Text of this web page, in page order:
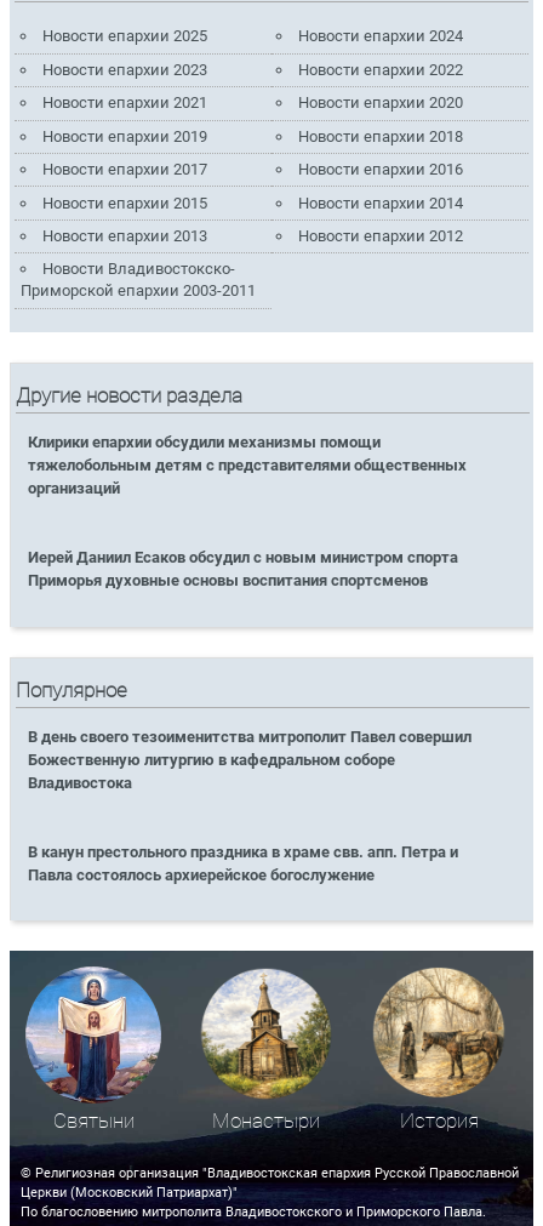
Новости епархии 2025
Новости епархии 2024
Новости епархии 2023
Новости епархии 2022
Новости епархии 2021
Новости епархии 2020
Новости епархии 2019
Новости епархии 2018
Новости епархии 2017
Новости епархии 2016
Новости епархии 2015
Новости епархии 2014
Новости епархии 2013
Новости епархии 2012
Новости Владивостокско-
Приморской епархии 2003-2011
Другие новости раздела
Клирики епархии обсудили механизмы помощи
тяжелобольным детям с представителями общественных
организаций
Иерей Даниил Есаков обсудил с новым министром спорта
Приморья духовные основы воспитания спортсменов
Популярное
В день своего тезоименитства митрополит Павел совершил
Божественную литургию в кафедральном соборе
Владивостока
В канун престольного праздника в храме свв. апп. Петра и
Павла состоялось архиерейское богослужение
Святыни Монастыри История
© Религиозная организация "Владивостокская епархия Русской Православной
Церкви (Московский Патриархат)"
По благословению митрополита Владивостокского и Приморского Павла.